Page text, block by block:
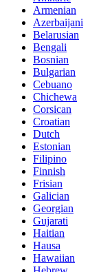
Armenian
Azerbaijani
Belarusian
Bengali
Bosnian
Bulgarian
Cebuano
Chichewa
Corsican
Croatian
Dutch
Estonian
Filipino
Finnish
Frisian
Galician
Georgian
Gujarati
Haitian
Hausa
Hawaiian